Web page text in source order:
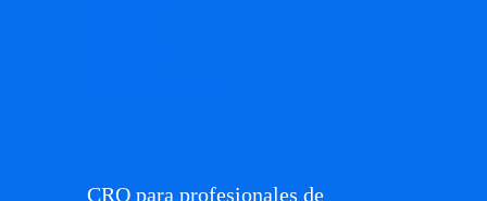
CRO para profesionales de